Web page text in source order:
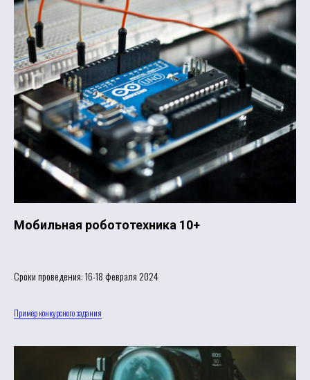
Мобильная робототехника 10+
Сроки проведения: 16-18 февраля 2024
Пример конкурсного задания